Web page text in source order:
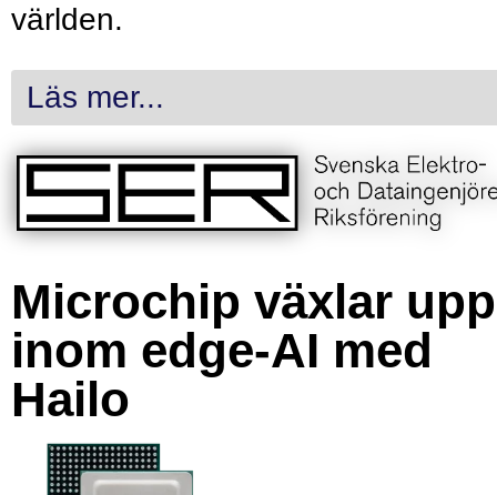
världen.
Läs mer...
Microchip växlar upp
inom edge-AI med
Hailo